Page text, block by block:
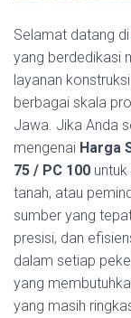
Selamat datang di
yang berdedikasi
layanan
berbagai skala
Jawa. Jika Anda
mengenai Harga
75 / PC 100
tanah, atau
sumber yang
presisi, dan
dalam setiap
yang
yang masih